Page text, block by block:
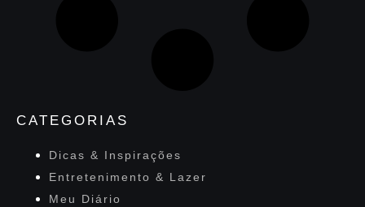
CATEGORIAS
Dicas & Inspirações
Entretenimento & Lazer
Meu Diário